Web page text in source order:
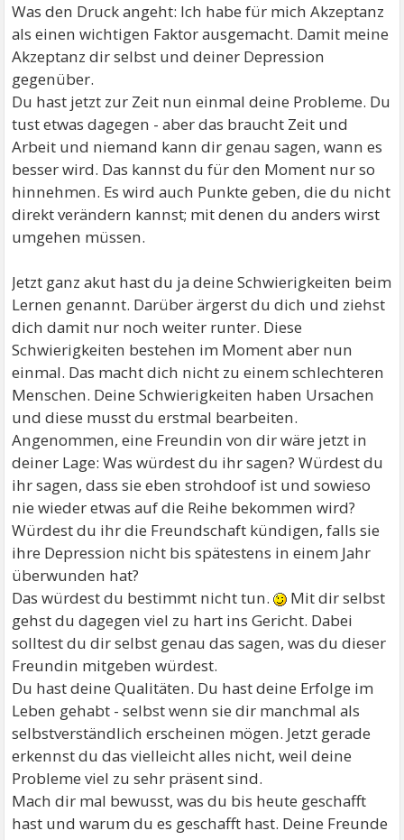
Was den Druck angeht: Ich habe für mich Akzeptanz
als einen wichtigen Faktor ausgemacht. Damit meine
Akzeptanz dir selbst und deiner Depression
gegenüber.
Du hast jetzt zur Zeit nun einmal deine Probleme. Du
tust etwas dagegen - aber das braucht Zeit und
Arbeit und niemand kann dir genau sagen, wann es
besser wird. Das kannst du für den Moment nur so
hinnehmen. Es wird auch Punkte geben, die du nicht
direkt verändern kannst; mit denen du anders wirst
umgehen müssen.
Jetzt ganz akut hast du ja deine Schwierigkeiten beim
Lernen genannt. Darüber ärgerst du dich und ziehst
dich damit nur noch weiter runter. Diese
Schwierigkeiten bestehen im Moment aber nun
einmal. Das macht dich nicht zu einem schlechteren
Menschen. Deine Schwierigkeiten haben Ursachen
und diese musst du erstmal bearbeiten.
Angenommen, eine Freundin von dir wäre jetzt in
deiner Lage: Was würdest du ihr sagen? Würdest du
ihr sagen, dass sie eben strohdoof ist und sowieso
nie wieder etwas auf die Reihe bekommen wird?
Würdest du ihr die Freundschaft kündigen, falls sie
ihre Depression nicht bis spätestens in einem Jahr
überwunden hat?
Das würdest du bestimmt nicht tun.
Mit dir selbst
gehst du dagegen viel zu hart ins Gericht. Dabei
solltest du dir selbst genau das sagen, was du dieser
Freundin mitgeben würdest.
Du hast deine Qualitäten. Du hast deine Erfolge im
Leben gehabt - selbst wenn sie dir manchmal als
selbstverständlich erscheinen mögen. Jetzt gerade
erkennst du das vielleicht alles nicht, weil deine
Probleme viel zu sehr präsent sind.
Mach dir mal bewusst, was du bis heute geschafft
hast und warum du es geschafft hast. Deine Freunde